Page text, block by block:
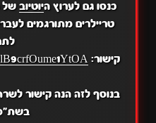
כנסו גם לערוץ היוטיובשל
טריילרים מתורגמים
קישור:
בנוסף לזה הנה קישור